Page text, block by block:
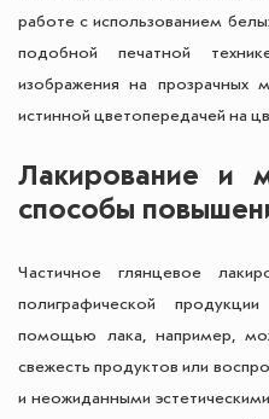
работе с использованием
подобной печатной
изображения на прозрачных
истинной цветопередачей на
Лакирование и
способы
Частичное глянцевое
полиграфической
помощью лака, например,
свежесть продуктов или
и неожиданными